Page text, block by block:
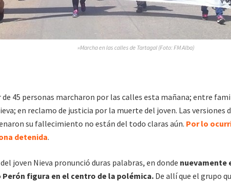
»Marcha en las calles de Tartagal (Foto: FM Alba)
de 45 personas marcharon por las calles esta mañana; entre
en reclamo de justicia por la muerte del joven. Las versiones
su fallecimiento no están del todo claras aún. Por lo
detenida.
joven Nieva pronunció duras palabras, en donde nuevamente
Perón figura en el centro de la polémica. De allí que el grupo